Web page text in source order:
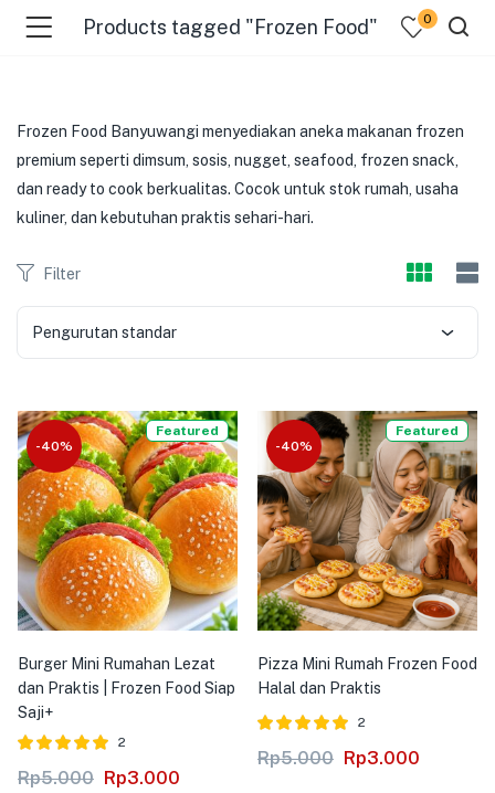
(Pages )
Products tagged "Frozen Food" 0
Frozen Food Banyuwangi menyediakan aneka makanan frozen
premium seperti dimsum, sosis, nugget, seafood, frozen snack,
dan ready to cook berkualitas. Cocok untuk stok rumah, usaha
kuliner, dan kebutuhan praktis sehari-hari.
Filter
Pengurutan standar
-40%
Featured
Burger Mini Rumahan Lezat
dan Praktis | Frozen Food Siap
Saji+
5.00
2
Rp5.000 Rp3.000
-40%
Featured
Pizza Mini Rumah Frozen Food
Halal dan Praktis
5.00
2
Rp5.000 Rp3.000